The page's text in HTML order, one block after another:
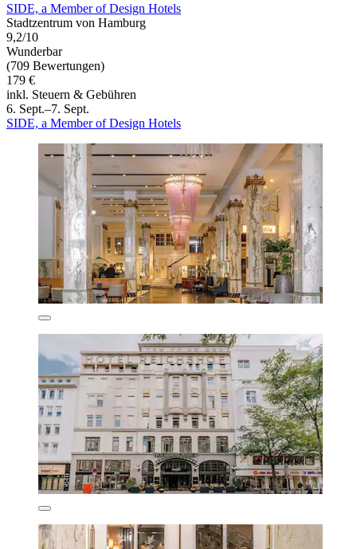
SIDE, a Member of Design Hotels
Stadtzentrum von Hamburg
9,2/10
Wunderbar
(709 Bewertungen)
179 €
inkl. Steuern & Gebühren
6. Sept.–7. Sept.
SIDE, a Member of Design Hotels